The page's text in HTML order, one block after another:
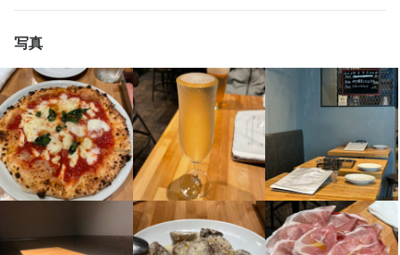
方であり、存在意義そのものです。
全てはお客様を元気に、笑顔にするため。当たり前のことを当た
り前に、しっかりできるお店でありたいと考えています。どんな
に近代化が進んでも、それさえ考えていれば、その先に必ず私た
ちの繁栄が待っていると信じ、日々、協力し合い、取り組んでい
ます。
当社では、コロナ禍においても、解雇や減給などは行っておら
ず、残業代を含め、全員に全額を支給しています。また、緊急事
態宣言下でも、お客様の笑顔を守り続け、取引先への支払いや家
族の生活を保障しています。これは、私たちが家族とお客様を本
写真
社の雰囲気・文化を共に作り上げることも重要視しています。異
なる部門の責任者とも積極的に意見交換を行い、経営管理や店舗
展開、人材育成においても幅広く相談できるパートナーであって
ほしいと願っています。
将来独立を考えている方も歓迎します。面接の際に、将来やりた
いお店のイメージを教えてください。それに対して、私たちがど
のようにサポートできるか提案させていただきます。
将来独立を考えている方も歓迎します。面接の際に、将来やりた
いお店のイメージを教えてください。それに対して、私たちがど
のようにサポートできるか提案させていただきます。
もし、私たちと共にプロジェクトを進め、会社と共に成長したい
と思っているなら、その熱い想いを聞かせてください。独立以外
にも、この業界には夢があります。あなたがそれを証明し、共に
実現していきましょう。私もそのために日夜考え、行動します。
店長や経営陣と信頼関係を築き、メニューだけでなく、お店や会
社の雰囲気・文化を共に作り上げることも重要視しています。異
なる部門の責任者とも積極的に意見交換を行い、経営管理や店舗
展開、人材育成においても幅広く相談できるパートナーであって
ほしいと願っています。
将来独立を考えている方も歓迎します。面接の際に、将来やりた
いお店のイメージを教えてください。それに対して、私たちがど
のようにサポートできるか提案させていただきます。
もし、私たちと共にプロジェクトを進め、会社と共に成長したい
と思っているなら、その熱い想いを聞かせてください。独立以外